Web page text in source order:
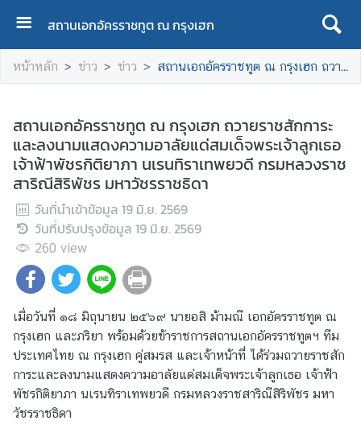
สถานเอกอัครราชทูต ณ กรุงเฮก
H
O
A
B
O
U
T
T
A
L
A
N
D
หน้าหลัก ข่าว ข่าว สถานเอกอัครราชทูต ณ กรุงเฮก ถวายราชสักการะและลงนามแสดงความอาลัยแด่สมเด็จพระเจ้าลูกเธอ เจ้าฟ้าพัชรกิติยาภา นเรนทิราเทพยวดี กรมหลวงราชสาริณีสิริพัชร มหาวัชรราชธิดา
สถานเอกอัครราชทูต ณ กรุงเฮก ถวายราชสักการะ
และลงนามแสดงความอาลัยแด่สมเด็จพระเจ้าลูกเธอ
เจ้าฟ้าพัชรกิติยาภา นเรนทิราเทพยวดี กรมหลวงราช
สาริณีสิริพัชร มหาวัชรราชธิดา
วันที่นำเข้าข้อมูล 19 มิ.ย. 2569
วันที่ปรับปรุงข้อมูล 19 มิ.ย. 2569
260 view
เมื่อวันที่ ๑๘ มิถุนายน ๒๕๖๙ นายอสิ ม้ามณี เอกอัครราชทูต ณ
กรุงเฮก และภริยา พร้อมด้วยข้าราชการสถานเอกอัครราชทูตฯ ทีม
ประเทศไทย ณ กรุงเฮก คู่สมรส และเจ้าหน้าที่ ได้ร่วมถวายราชสัก
การะและลงนามแสดงความอาลัยแด่สมเด็จพระเจ้าลูกเธอ เจ้าฟ้า
พัชรกิติยาภา นเรนทิราเทพยวดี กรมหลวงราชสาริณีสิริพัชร มหา
วัชรราชธิดา